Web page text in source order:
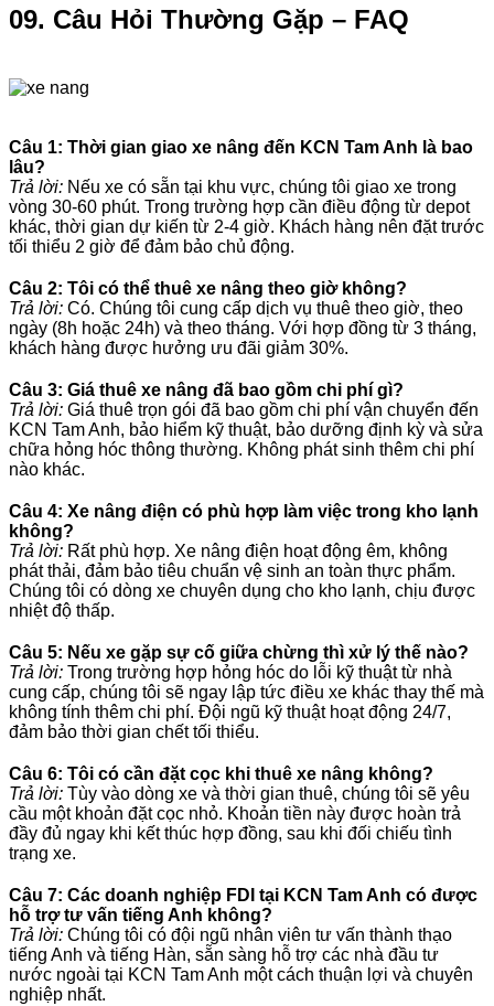
09. Câu Hỏi Thường Gặp – FAQ
Câu 1: Thời gian giao xe nâng đến KCN Tam Anh là bao
lâu?
Trả lời: Nếu xe có sẵn tại khu vực, chúng tôi giao xe trong
vòng 30-60 phút. Trong trường hợp cần điều động từ depot
khác, thời gian dự kiến từ 2-4 giờ. Khách hàng nên đặt trước
tối thiểu 2 giờ để đảm bảo chủ động.
Câu 2: Tôi có thể thuê xe nâng theo giờ không?
Trả lời: Có. Chúng tôi cung cấp dịch vụ thuê theo giờ, theo
ngày (8h hoặc 24h) và theo tháng. Với hợp đồng từ 3 tháng,
khách hàng được hưởng ưu đãi giảm 30%.
Câu 3: Giá thuê xe nâng đã bao gồm chi phí gì?
Trả lời: Giá thuê trọn gói đã bao gồm chi phí vận chuyển đến
KCN Tam Anh, bảo hiểm kỹ thuật, bảo dưỡng định kỳ và sửa
chữa hỏng hóc thông thường. Không phát sinh thêm chi phí
nào khác.
Câu 4: Xe nâng điện có phù hợp làm việc trong kho lạnh
không?
Trả lời: Rất phù hợp. Xe nâng điện hoạt động êm, không
phát thải, đảm bảo tiêu chuẩn vệ sinh an toàn thực phẩm.
Chúng tôi có dòng xe chuyên dụng cho kho lạnh, chịu được
nhiệt độ thấp.
Câu 5: Nếu xe gặp sự cố giữa chừng thì xử lý thế nào?
Trả lời: Trong trường hợp hỏng hóc do lỗi kỹ thuật từ nhà
cung cấp, chúng tôi sẽ ngay lập tức điều xe khác thay thế mà
không tính thêm chi phí. Đội ngũ kỹ thuật hoạt động 24/7,
đảm bảo thời gian chết tối thiểu.
Câu 6: Tôi có cần đặt cọc khi thuê xe nâng không?
Trả lời: Tùy vào dòng xe và thời gian thuê, chúng tôi sẽ yêu
cầu một khoản đặt cọc nhỏ. Khoản tiền này được hoàn trả
đầy đủ ngay khi kết thúc hợp đồng, sau khi đối chiếu tình
trạng xe.
Câu 7: Các doanh nghiệp FDI tại KCN Tam Anh có được
hỗ trợ tư vấn tiếng Anh không?
Trả lời: Chúng tôi có đội ngũ nhân viên tư vấn thành thạo
tiếng Anh và tiếng Hàn, sẵn sàng hỗ trợ các nhà đầu tư
nước ngoài tại KCN Tam Anh một cách thuận lợi và chuyên
nghiệp nhất.